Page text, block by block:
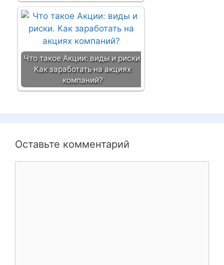
Что такое Акции: виды и риски.
Как заработать на акциях
компаний?
Оставьте комментарий